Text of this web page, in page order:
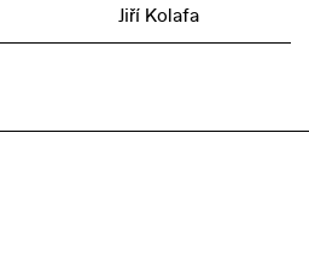
Jiří Kolafa